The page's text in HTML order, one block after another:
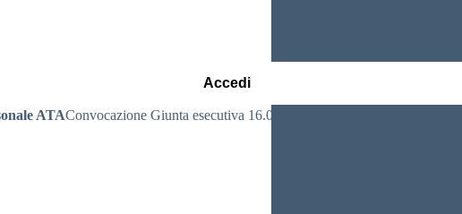
Accedi
ATAConvocazione Giunta esecutiva 16.03.2026